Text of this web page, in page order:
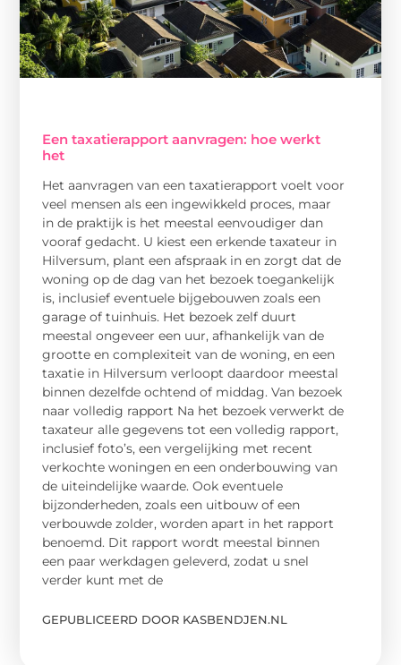
Een taxatierapport aanvragen: hoe werkt
het
Het aanvragen van een taxatierapport voelt voor
veel mensen als een ingewikkeld proces, maar
in de praktijk is het meestal eenvoudiger dan
vooraf gedacht. U kiest een erkende taxateur in
Hilversum, plant een afspraak in en zorgt dat de
woning op de dag van het bezoek toegankelijk
is, inclusief eventuele bijgebouwen zoals een
garage of tuinhuis. Het bezoek zelf duurt
meestal ongeveer een uur, afhankelijk van de
grootte en complexiteit van de woning, en een
taxatie in Hilversum verloopt daardoor meestal
binnen dezelfde ochtend of middag. Van bezoek
naar volledig rapport Na het bezoek verwerkt de
taxateur alle gegevens tot een volledig rapport,
inclusief foto’s, een vergelijking met recent
verkochte woningen en een onderbouwing van
de uiteindelijke waarde. Ook eventuele
bijzonderheden, zoals een uitbouw of een
verbouwde zolder, worden apart in het rapport
benoemd. Dit rapport wordt meestal binnen
een paar werkdagen geleverd, zodat u snel
verder kunt met de
GEPUBLICEERD DOOR KASBENDJEN.NL